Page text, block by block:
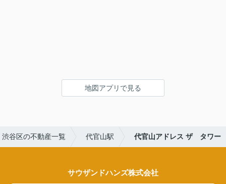
地図アプリで見る
渋谷区の不動産一覧 代官山駅 代官山アドレス ザ タワー
サウザンドハンズ株式会社